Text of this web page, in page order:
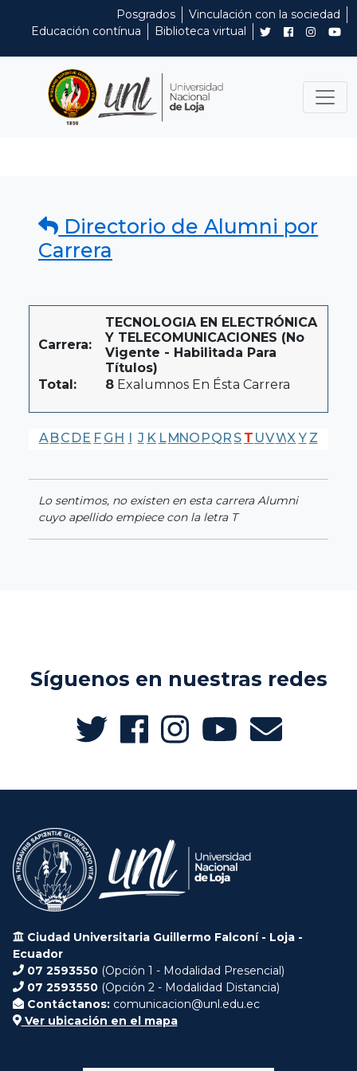
Posgrados
Vinculación con la sociedad
Educación contínua
Biblioteca virtual
Directorio de Alumni por
Carrera
Carrera:
TECNOLOGIA EN ELECTRÓNICA
Y TELECOMUNICACIONES (No
Vigente - Habilitada Para
Títulos)
Total:
8 Exalumnos En Ésta Carrera
A BC DE F G H I J K LMNO PQR S T UVWX Y Z
Lo sentimos, no existen en esta carrera Alumni
cuyo apellido empiece con la letra T
Síguenos en nuestras redes
Ciudad Universitaria Guillermo Falconí - Loja -
Ecuador
07 2593550 (Opción 1 - Modalidad Presencial)
07 2593550 (Opción 2 - Modalidad Distancia)
Contáctanos: comunicacion@unl.edu.ec
Ver ubicación en el mapa